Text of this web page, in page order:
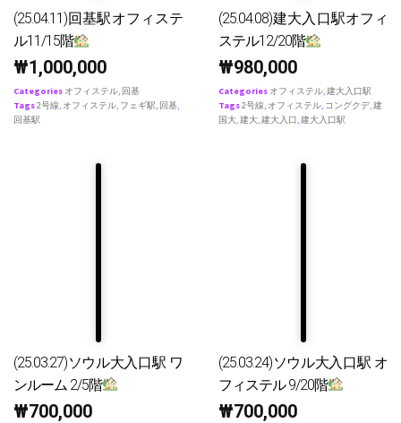
(25.04.11)回基駅オフィステ
ル11/15階
₩1,000,000
Categories オフィステル, 回基
Tags2号線, オフィステル, フェギ駅, 回基,
回基駅
(25.04.08)建大入口駅オフィ
ステル12/20階
₩980,000
Categories オフィステル,建大入口駅
Tags2号線, オフィステル, コングクデ,建
国大,建大,建大入口,建大入口駅
(25.03.27)ソウル大入口駅 ワ
ンルーム 2/5階
₩700,000
(25.03.24)ソウル大入口駅 オ
フィステル 9/20階
₩700,000